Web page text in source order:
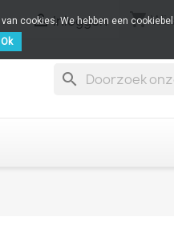
Inloggen shopping_cart
search
cookies. We hebben een
Ok